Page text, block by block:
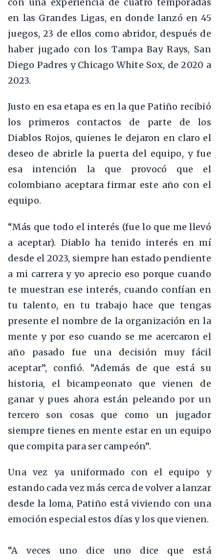
en las Grandes Ligas, en donde lanzó en 45
juegos, 23 de ellos como abridor, después de
haber jugado con los Tampa Bay Rays, San
Diego Padres y Chicago White Sox, de 2020 a
2023.
Justo en esa etapa es en la que Patiño recibió
los primeros contactos de parte de los
Diablos Rojos, quienes le dejaron en claro el
deseo de abrirle la puerta del equipo, y fue
esa intención la que provocó que el
colombiano aceptara firmar este año con el
equipo.
“Más que todo el interés (fue lo que me llevó
a aceptar). Diablo ha tenido interés en mí
desde el 2023, siempre han estado pendiente
a mi carrera y yo aprecio eso porque cuando
te muestran ese interés, cuando confían en
tu talento, en tu trabajo hace que tengas
presente el nombre de la organización en la
mente y por eso cuando se me acercaron el
año pasado fue una decisión muy fácil
aceptar”, confió. “Además de que está su
historia, el bicampeonato que vienen de
ganar y pues ahora están peleando por un
tercero son cosas que como un jugador
siempre tienes en mente estar en un equipo
que compita para ser campeón”.
Una vez ya uniformado con el equipo y
estando cada vez más cerca de volver a lanzar
desde la loma, Patiño está viviendo con una
emoción especial estos días y los que vienen.
“A veces uno dice uno dice que está